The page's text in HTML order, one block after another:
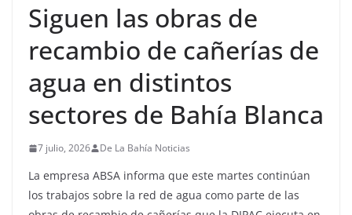
Siguen las obras de
recambio de cañerías de
agua en distintos
sectores de Bahía Blanca
7 julio, 2026 De La Bahía Noticias
La empresa ABSA informa que este martes continúan
los trabajos sobre la red de agua como parte de las